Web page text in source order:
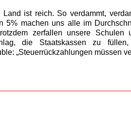
Land ist reich. So verdammt,
5% machen uns alle im
zerfallen unsere Schulen
die Staatskassen zu
„Steuerrückzahlungen müssen